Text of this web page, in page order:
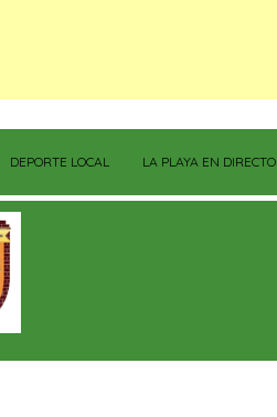
DEPORTE LOCAL LA PLAYA EN DIRECTO